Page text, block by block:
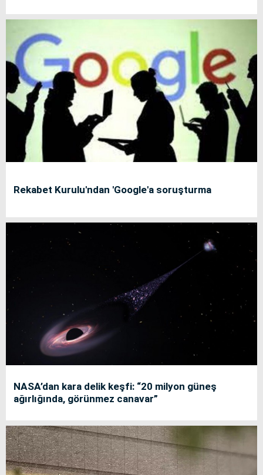
Rekabet Kurulu'ndan 'Google'a soruşturma
NASA’dan kara delik keşfi: “20 milyon güneş
ağırlığında, görünmez canavar”